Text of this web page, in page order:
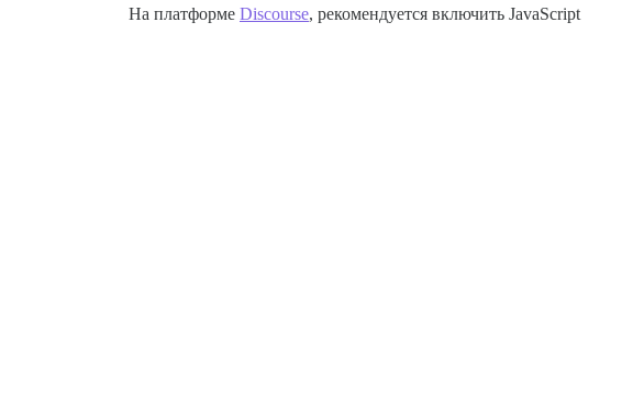
На платформе Discourse, рекомендуется включить JavaScript